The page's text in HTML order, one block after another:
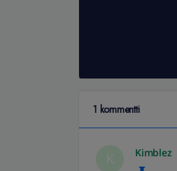
1 kommentti
Kimblez